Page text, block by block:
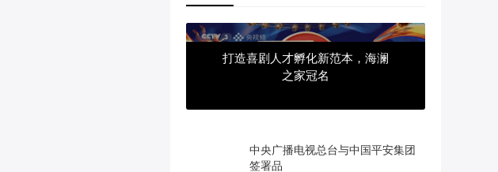
打造喜剧人才孵化新范本，海澜
之家冠名
中央广播电视总台与中国平安集团
签署品